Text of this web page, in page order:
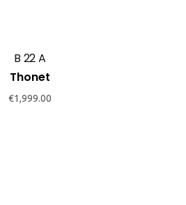
B 22 A
Thonet
€1,999.00